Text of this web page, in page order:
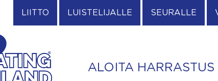
LIITTO LUISTELIJALLE SEURALLE
ALOITA HARRASTUS